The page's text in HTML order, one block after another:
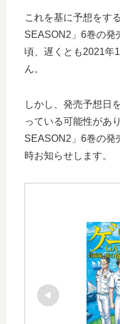
これを基に予想をす
SEASON2」6巻の発
頃、遅くとも2021年
ん。
しかし、発売予想日
っている可能性があ
SEASON2」6巻の発
時お知らせします。